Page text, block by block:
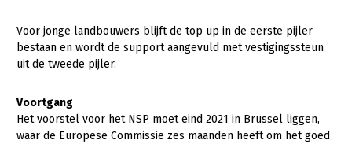
Voor jonge landbouwers blijft de top up in de eerste pijler
bestaan en wordt de support aangevuld met vestigingssteun
uit de tweede pijler.
Voortgang
Het voorstel voor het NSP moet eind 2021 in Brussel liggen,
waar de Europese Commissie zes maanden heeft om het goed